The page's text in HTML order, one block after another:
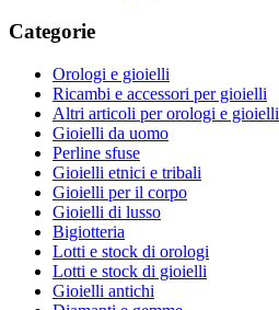
Categorie
Orologi e gioielli
Ricambi e accessori per gioielli
Altri articoli per orologi e gioielli
Gioielli da uomo
Perline sfuse
Gioielli etnici e tribali
Gioielli per il corpo
Gioielli di lusso
Bigiotteria
Lotti e stock di orologi
Lotti e stock di gioielli
Gioielli antichi